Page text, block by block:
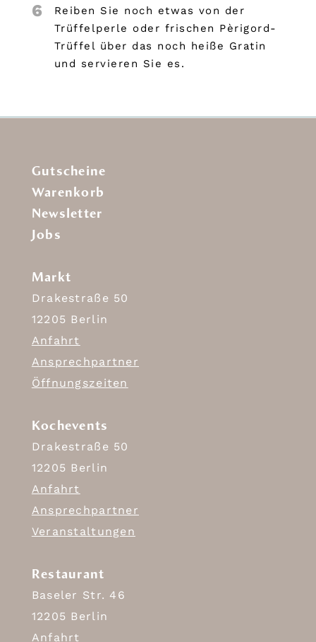
6
Reiben Sie noch etwas von der
Trüffelperle oder frischen Pèrigord-
Trüffel über das noch heiße Gratin
und servieren Sie es.
Gutscheine
Warenkorb
Newsletter
Jobs
Markt
Drakestraße 50
12205 Berlin
Anfahrt
Ansprechpartner
Öffnungszeiten
Kochevents
Drakestraße 50
12205 Berlin
Anfahrt
Ansprechpartner
Veranstaltungen
Restaurant
Baseler Str. 46
12205 Berlin
Anfahrt